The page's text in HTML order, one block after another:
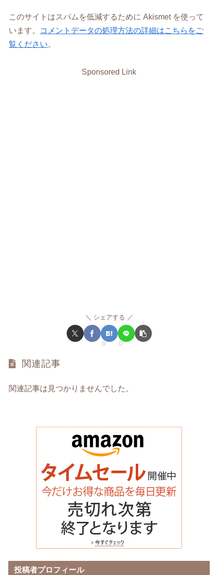
このサイトはスパムを低減するために Akismet を使って
います。
コメントデータの処理方法の詳細はこちらをご
覧ください。
Sponsored Link
シェアする
0 0
関連記事
関連記事は見つかりませんでした。
投稿者プロフィール